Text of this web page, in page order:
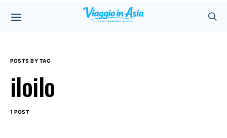
POSTS BY TAG
iloilo
1 POST